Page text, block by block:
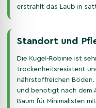
erstrahlt das Laub in
Standort und
Die Kugel-Robinie ist
trockenheitsresistent
nährstoffreichen
und benötigt nach dem
Baum für Minimalisten